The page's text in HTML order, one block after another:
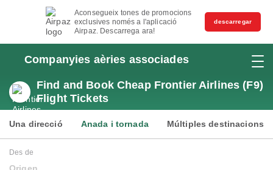
Aconsegueix tones de promocions
exclusives només a l'aplicació
Airpaz. Descarrega ara!
descarregar
Companyies aèries associades
Find and Book Cheap Frontier Airlines (F9)
Flight Tickets
Una direcció Anada i tornada Múltiples destinacions
Des de